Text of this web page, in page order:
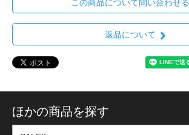
この商品について問い合わせる
返品について
ほかの商品を探す